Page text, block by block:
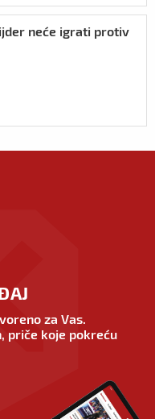
neće igrati protiv
za Vas.
priče koje pokreću